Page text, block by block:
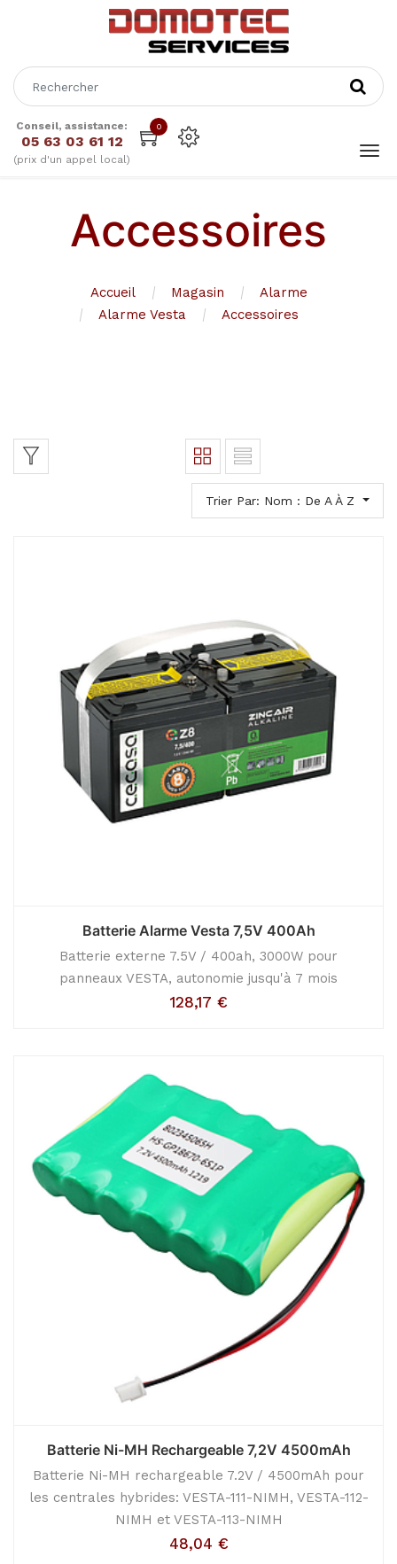
Conseil, assistance:
05 63 03 61 12
(prix d'un appel local)
0
Accessoires
Accueil Magasin
Alarme
Alarme Vesta
Accessoires
Trier Par: Nom : De A À Z
Batterie Alarme Vesta 7,5V 400Ah
Batterie externe 7.5V / 400ah, 3000W pour
panneaux VESTA, autonomie jusqu'à 7 mois
128,17 €
Batterie Ni-MH Rechargeable 7,2V 4500mAh
Batterie Ni-MH rechargeable 7.2V / 4500mAh pour
les centrales hybrides: VESTA-111-NIMH, VESTA-112-
NIMH et VESTA-113-NIMH
48,04 €